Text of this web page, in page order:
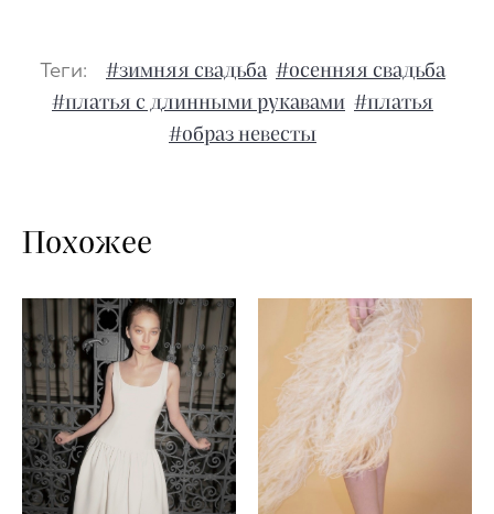
Теги: #зимняя свадьба #осенняя свадьба
#платья с длинными рукавами #платья
#образ невесты
Похожее